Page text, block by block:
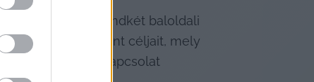
alá a DK-val, Mindkét baloldali
Parlament céljait, mely
közötti kapcsolat